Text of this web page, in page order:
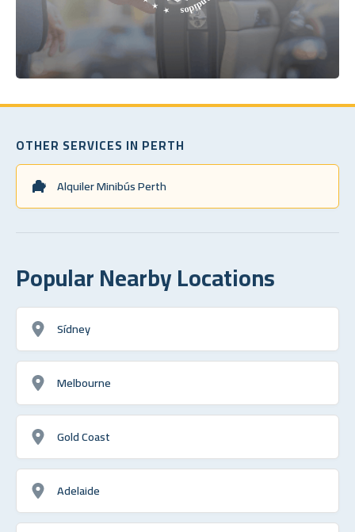
OTHER SERVICES IN PERTH
Alquiler Minibús Perth
Popular Nearby Locations
Sídney
Melbourne
Gold Coast
Adelaide